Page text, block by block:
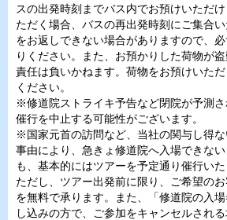
スの出発時刻までバス内でお預けいただ
ただく場合、バスの再出発時刻にご集合
をお返しできない場合がありますので、
りください。また、お預かりした荷物が
責任は負いかねます。荷物をお預けいた
ください。
※修道院ストライキ予告など閉院が予測
催行を中止する可能性がございます。
※国家元首の訪問など、当社の関与し得
事由により、急きょ修道院へ入場できな
も、基本的にはツアーを予定通り催行いた
ただし、ツアー出発前に限り、ご希望の
を無料で承ります。また、「修道院の入
し込みの方で、ご参加をキャンセルされ